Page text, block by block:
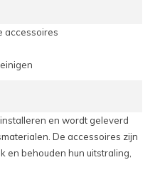
accessoires
en wordt geleverd
De accessoires zijn
en behouden hun uitstraling,